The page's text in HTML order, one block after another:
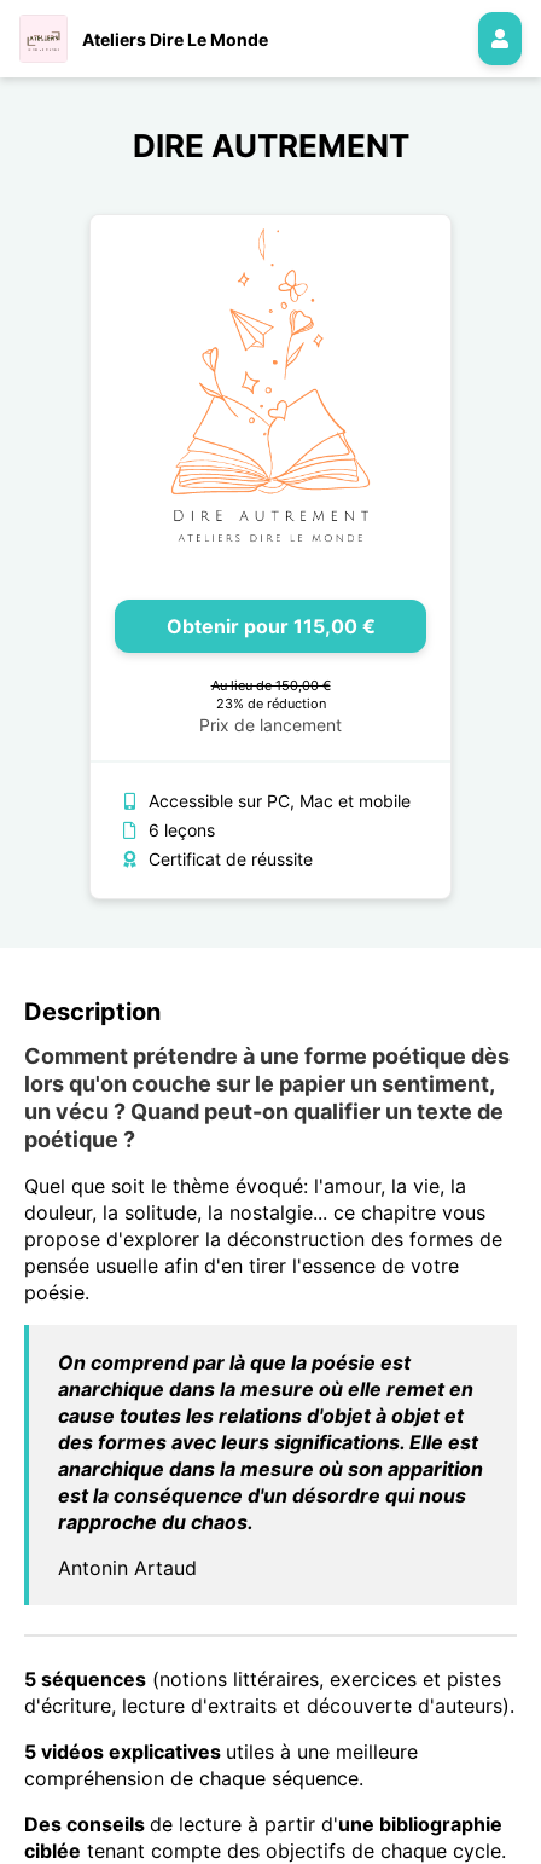
Ateliers Dire Le Monde
DIRE AUTREMENT
Obtenir pour 115,00 €
Au lieu de 150,00 €
23% de réduction
Prix de lancement
Accessible sur PC, Mac et mobile
6 leçons
Certificat de réussite
Description
Comment prétendre à une forme poétique dès
lors qu'on couche sur le papier un sentiment,
un vécu ? Quand peut-on qualifier un texte de
poétique ?
Quel que soit le thème évoqué: l'amour, la vie, la
douleur, la solitude, la nostalgie... ce chapitre vous
propose d'explorer la déconstruction des formes de
pensée usuelle afin d'en tirer l'essence de votre
poésie.
On comprend par là que la poésie est
anarchique dans la mesure où elle remet en
cause toutes les relations d'objet à objet et
des formes avec leurs significations. Elle est
anarchique dans la mesure où son apparition
est la conséquence d'un désordre qui nous
rapproche du chaos.
Antonin Artaud
5 séquences (notions littéraires, exercices et pistes
d'écriture, lecture d'extraits et découverte d'auteurs).
5 vidéos explicatives utiles à une meilleure
compréhension de chaque séquence.
Des conseils de lecture à partir d'une bibliographie
ciblée tenant compte des objectifs de chaque cycle.